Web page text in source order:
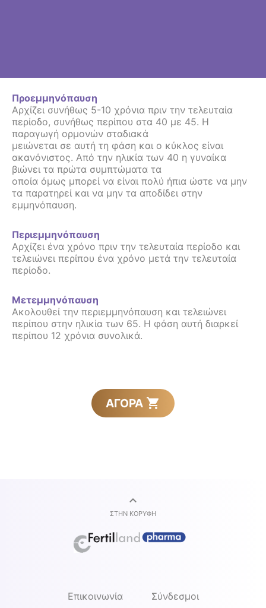
Προεμμηνόπαυση
Αρχίζει συνήθως 5-10 χρόνια πριν την τελευταία
περίοδο, συνήθως περίπου στα 40 με 45. Η
παραγωγή ορμονών σταδιακά
μειώνεται σε αυτή τη φάση και ο κύκλος είναι
ακανόνιστος. Από την ηλικία των 40 η γυναίκα
βιώνει τα πρώτα συμπτώματα τα
οποία όμως μπορεί να είναι πολύ ήπια ώστε να μην
τα παρατηρεί και να μην τα αποδίδει στην
εμμηνόπαυση.
Περιεμμηνόπαυση
Αρχίζει ένα χρόνο πριν την τελευταία περίοδο και
τελειώνει περίπου ένα χρόνο μετά την τελευταία
περίοδο.
Μετεμμηνόπαυση
Ακολουθεί την περιεμμηνόπαυση και τελειώνει
περίπου στην ηλικία των 65. Η φάση αυτή διαρκεί
περίπου 12 χρόνια συνολικά.
ΑΓΟΡΑ
ΣΤΗΝ ΚΟΡΥΦΉ
Επικοινωνία Σύνδεσμοι